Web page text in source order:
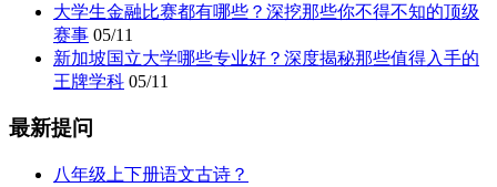
大学生金融比赛都有哪些？深挖那些你不得不知的顶级
赛事 05/11
新加坡国立大学哪些专业好？深度揭秘那些值得入手的
王牌学科 05/11
最新提问
八年级上下册语文古诗？